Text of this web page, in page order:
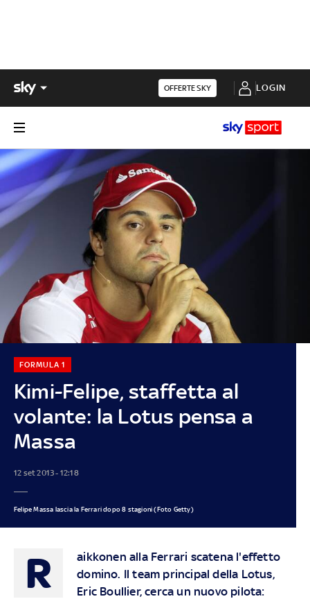
OFFERTE SKY LOGIN
Kimi-Felipe, staffetta al
volante: la Lotus pensa a
Massa
FORMULA 1
12 set 2013 - 12:18
Felipe Massa lascia la Ferrari dopo 8 stagioni (Foto Getty)
R
aikkonen alla Ferrari scatena l'effetto
domino. Il team principal della Lotus,
Eric Boullier, cerca un nuovo pilota: